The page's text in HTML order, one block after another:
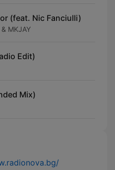
(feat. Nic Fanciulli)
MKJAY
Edit)
Mix)